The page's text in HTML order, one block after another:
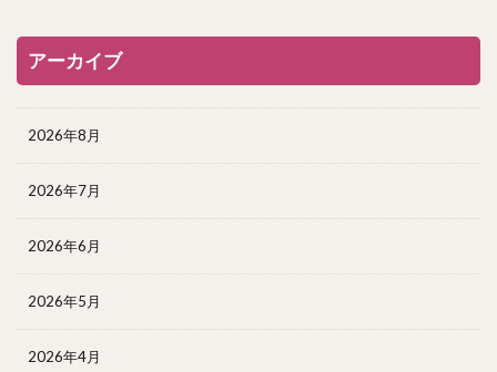
アーカイブ
2026年8月
2026年7月
2026年6月
2026年5月
2026年4月